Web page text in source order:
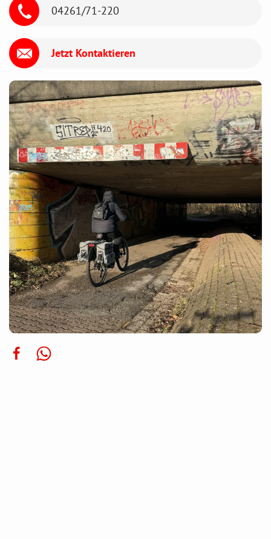
04261/71-220
Jetzt Kontaktieren